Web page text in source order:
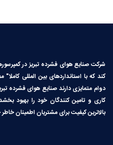
شرکت صنایع هوای فشرده تبریز در
کند که با استانداردهای بین المللی
دوام متمایزی دارند صنایع هوای فشرده
کاری و تامین کنندگان خود را بهبود
بالاترین کیفیت برای مشتریان اطمینان